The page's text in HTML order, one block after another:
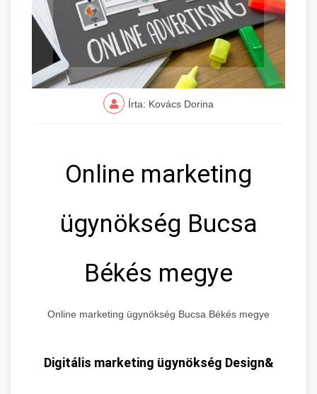
Írta: Kovács Dorina
Online marketing
ügynökség Bucsa
Békés megye
Online marketing ügynökség Bucsa Békés megye
Digitális marketing ügynökség Design&